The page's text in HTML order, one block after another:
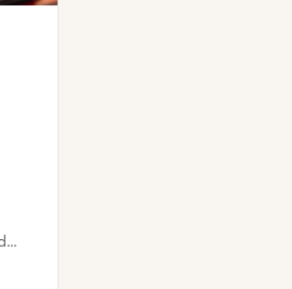
Pompiers Humanitaires et Solidaires